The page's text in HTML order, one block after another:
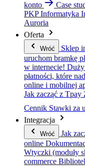
konto
Case
PKP Informatyka
Auroria
Oferta
Wróć Sklep
uruchom bramkę
w internecie! Duży
płatności, które
online i mobilnej
Jak zacząć z Tpay
Cennik Stawki za
Integracja
Wróć Jak
online
Wtyczki (moduły
commerce